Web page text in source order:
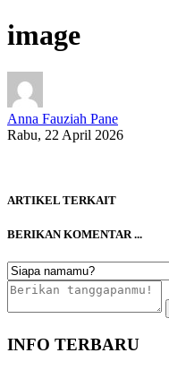
image
Anna Fauziah Pane
Rabu, 22 April 2026
ARTIKEL TERKAIT
BERIKAN KOMENTAR ...
INFO TERBARU